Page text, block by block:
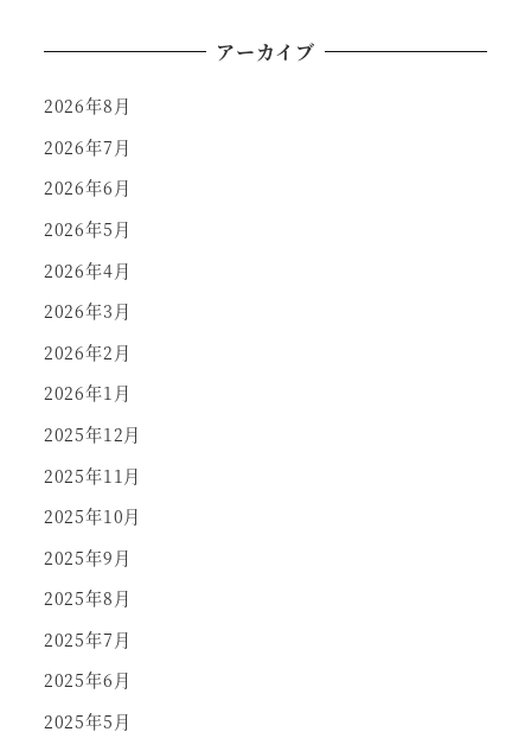
アーカイブ
2026年8月
2026年7月
2026年6月
2026年5月
2026年4月
2026年3月
2026年2月
2026年1月
2025年12月
2025年11月
2025年10月
2025年9月
2025年8月
2025年7月
2025年6月
2025年5月